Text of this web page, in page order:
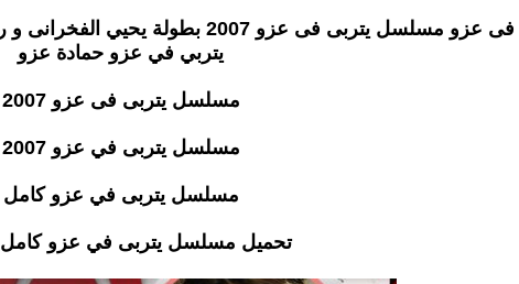
يتربي في عزو حمادة عزو
مسلسل يتربى فى عزو 2007
مسلسل يتربى في عزو 2007
مسلسل يتربى في عزو كامل
تحميل مسلسل يتربى في عزو كامل